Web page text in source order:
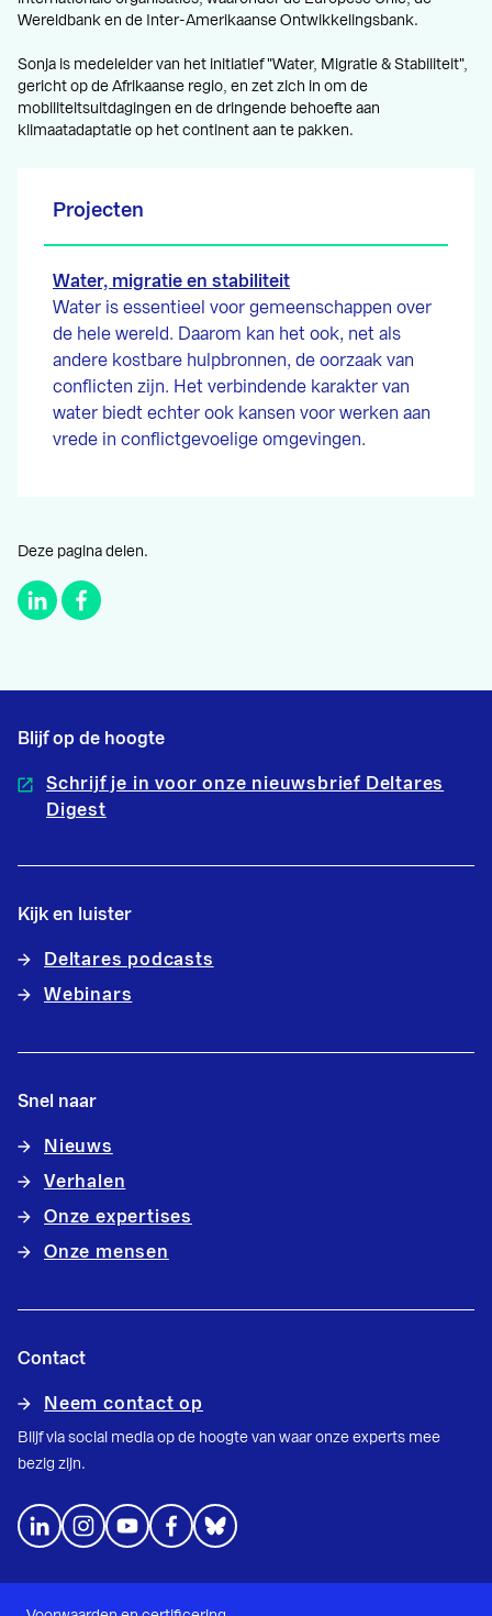
Wereldbank en de Inter-Amerikaanse Ontwikkelingsbank.
Sonja is medeleider van het initiatief "Water, Migratie & Stabiliteit",
gericht op de Afrikaanse regio, en zet zich in om de
mobiliteitsuitdagingen en de dringende behoefte aan
klimaatadaptatie op het continent aan te pakken.
Projecten
Water, migratie en stabiliteit
Water is essentieel voor gemeenschappen over
de hele wereld. Daarom kan het ook, net als
andere kostbare hulpbronnen, de oorzaak van
conflicten zijn. Het verbindende karakter van
water biedt echter ook kansen voor werken aan
vrede in conflictgevoelige omgevingen.
Deze pagina delen.
Blijf op de hoogte
Schrijf je in voor onze nieuwsbrief Deltares
Digest
Kijk en luister
Deltares podcasts
Webinars
Snel naar
Nieuws
Verhalen
Onze expertises
Onze mensen
Contact
Neem contact op
Blijf via social media op de hoogte van waar onze experts mee
bezig zijn.